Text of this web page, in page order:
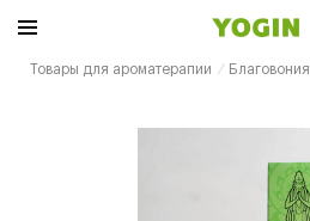
Товары для ароматерапии Благовония